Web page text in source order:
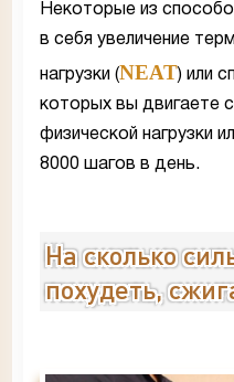
Некоторые из
в себя увеличение
нагрузки (NEAT) или
которых вы двигаете
физической нагрузки
8000 шагов в день.
На сколько
похудеть,